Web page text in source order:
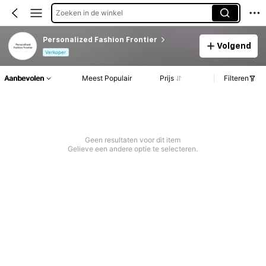
Zoeken in de winkel
Personalized Fashion Frontier
Verkoper
Volgend
Aanbevolen Meest Populair Prijs Filteren
Geen resultaten voor dit item
Gelieve een andere optie te selecteren.